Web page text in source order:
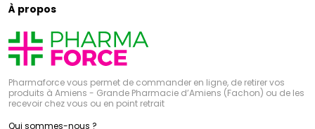
À propos
Pharmaforce vous permet de commander en ligne, de retirer vos
produits à Amiens - Grande Pharmacie d’Amiens (Fachon) ou de les
recevoir chez vous ou en point retrait
Qui sommes-nous ?